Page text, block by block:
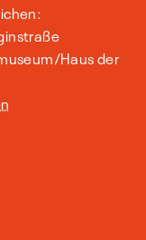
Haus der